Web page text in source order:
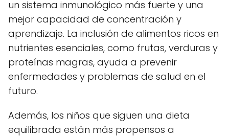
un sistema inmunológico más fuerte y una
mejor capacidad de concentración y
aprendizaje. La inclusión de alimentos ricos en
nutrientes esenciales, como frutas, verduras y
proteínas magras, ayuda a prevenir
enfermedades y problemas de salud en el
futuro.
Además, los niños que siguen una dieta
equilibrada están más propensos a